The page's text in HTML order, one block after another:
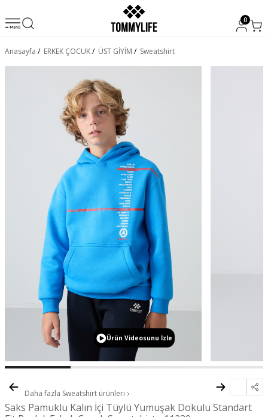
0
Anasayfa / ERKEK ÇOCUK/ ÜST GİYİM / Sweatshirt
Ürün Videosunu İzle
Daha fazla Sweatshirt ürünleri
Saks Pamuklu Kalın İçi Tüylü Yumuşak Dokulu Standart